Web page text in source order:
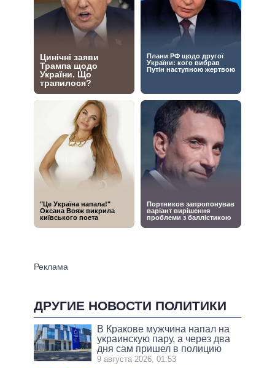
ДРУГИЕ НОВОСТИ ПОЛИТИКИ
В Кракове мужчина напал на
украинскую пару, а через два
дня сам пришел в полицию
9 августа 2026, 01:53